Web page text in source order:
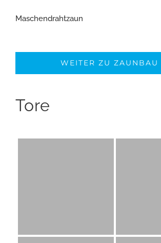
Maschendrahtzaun
WEITER ZU ZAUNBAU
Tore